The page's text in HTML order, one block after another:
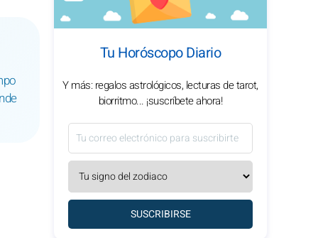
Tu Horóscopo Diario
Y más: regalos astrológicos, lecturas de tarot,
biorritmo... ¡suscríbete ahora!
SUSCRIBIRSE